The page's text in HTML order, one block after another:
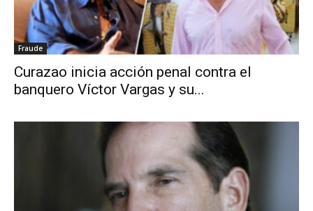
Fraude
Curazao inicia acción penal contra el
banquero Víctor Vargas y su...